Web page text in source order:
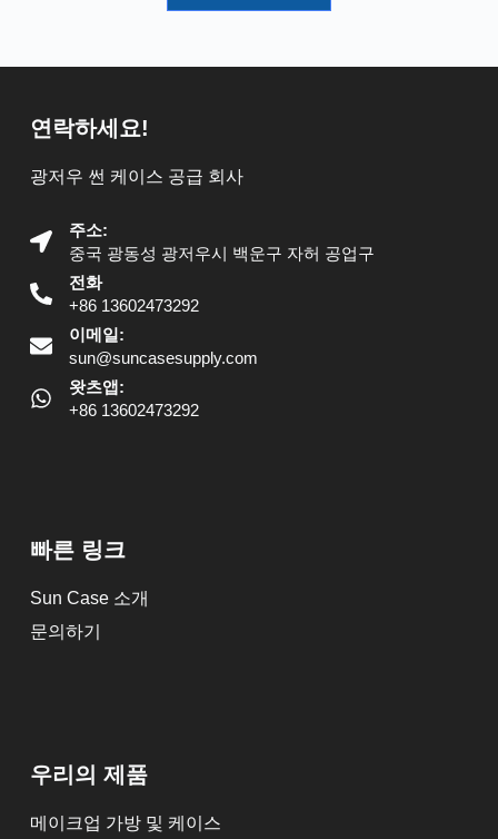
연락하세요!
광저우 썬 케이스 공급 회사
주소:
중국 광동성 광저우시 백운구 자허 공업구
전화
+86 13602473292
이메일:
sun@suncasesupply.com
왓츠앱:
+86 13602473292
빠른 링크
Sun Case 소개
문의하기
우리의 제품
메이크업 가방 및 케이스